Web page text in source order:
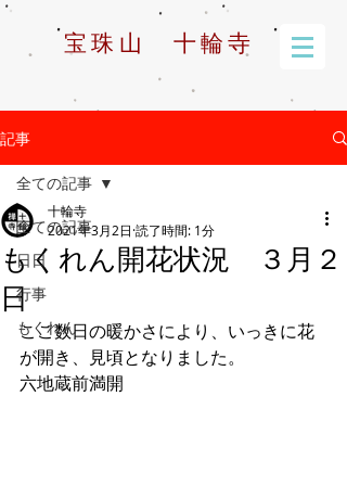
宝珠山 十輪寺
記事
全ての記事
日日
行事
もくれん
全ての記事
もくれん開花状況 ３月２
日
十輪寺
2021年3月2日 読了時間: 1分
ここ数日の暖かさにより、いっきに花
が開き、見頃となりました。
六地蔵前満開